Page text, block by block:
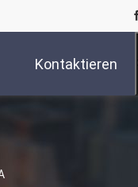
Kontaktieren